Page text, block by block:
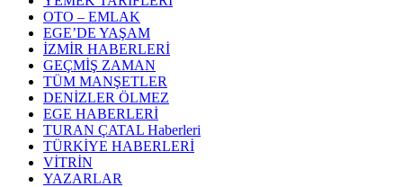
OTO – EMLAK
EGE’DE YAŞAM
İZMİR HABERLERİ
GEÇMİŞ ZAMAN
TÜM MANŞETLER
DENİZLER ÖLMEZ
EGE HABERLERİ
TURAN ÇATAL Haberleri
TÜRKİYE HABERLERİ
VİTRİN
YAZARLAR